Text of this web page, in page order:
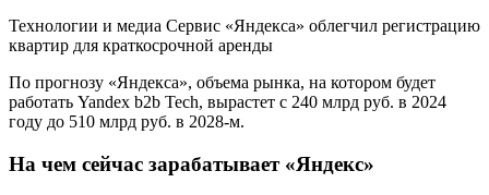
Технологии и медиа Сервис «Яндекса» облегчил регистрацию
квартир для краткосрочной аренды
По прогнозу «Яндекса», объема рынка, на котором будет
работать Yandex b2b Tech, вырастет с 240 млрд руб. в 2024
году до 510 млрд руб. в 2028-м.
На чем сейчас зарабатывает «Яндекс»